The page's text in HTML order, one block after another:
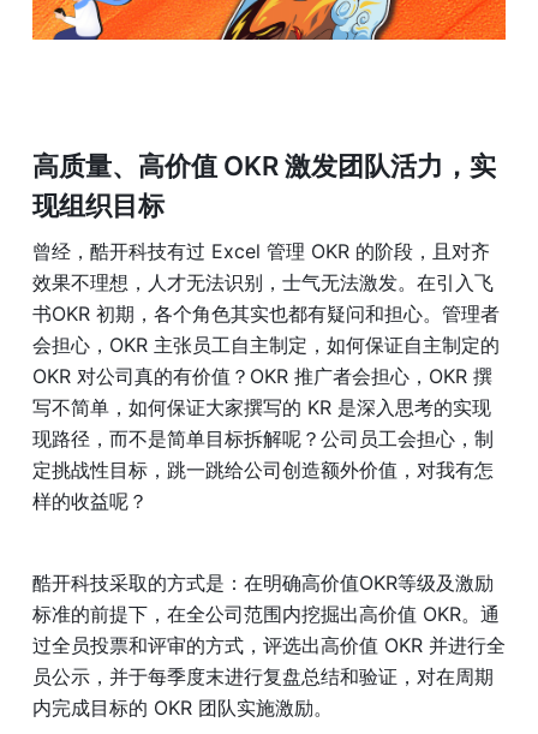
高质量、高价值 OKR 激发团队活力，实
现组织目标
曾经，酷开科技有过 Excel 管理 OKR 的阶段，且对齐
效果不理想，人才无法识别，士气无法激发。在引入飞
书OKR 初期，各个角色其实也都有疑问和担心。管理者
会担心，OKR 主张员工自主制定，如何保证自主制定的
OKR 对公司真的有价值？OKR 推广者会担心，OKR 撰
写不简单，如何保证大家撰写的 KR 是深入思考的实现
现路径，而不是简单目标拆解呢？公司员工会担心，制
定挑战性目标，跳一跳给公司创造额外价值，对我有怎
样的收益呢？
酷开科技采取的方式是：在明确高价值OKR等级及激励
标准的前提下，在全公司范围内挖掘出高价值 OKR。通
过全员投票和评审的方式，评选出高价值 OKR 并进行全
员公示，并于每季度末进行复盘总结和验证，对在周期
内完成目标的 OKR 团队实施激励。